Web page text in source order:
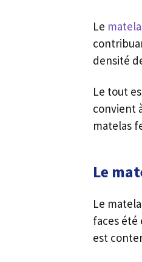
Le
densité
Le tout
convient
matelas
Le
Le
faces été
est